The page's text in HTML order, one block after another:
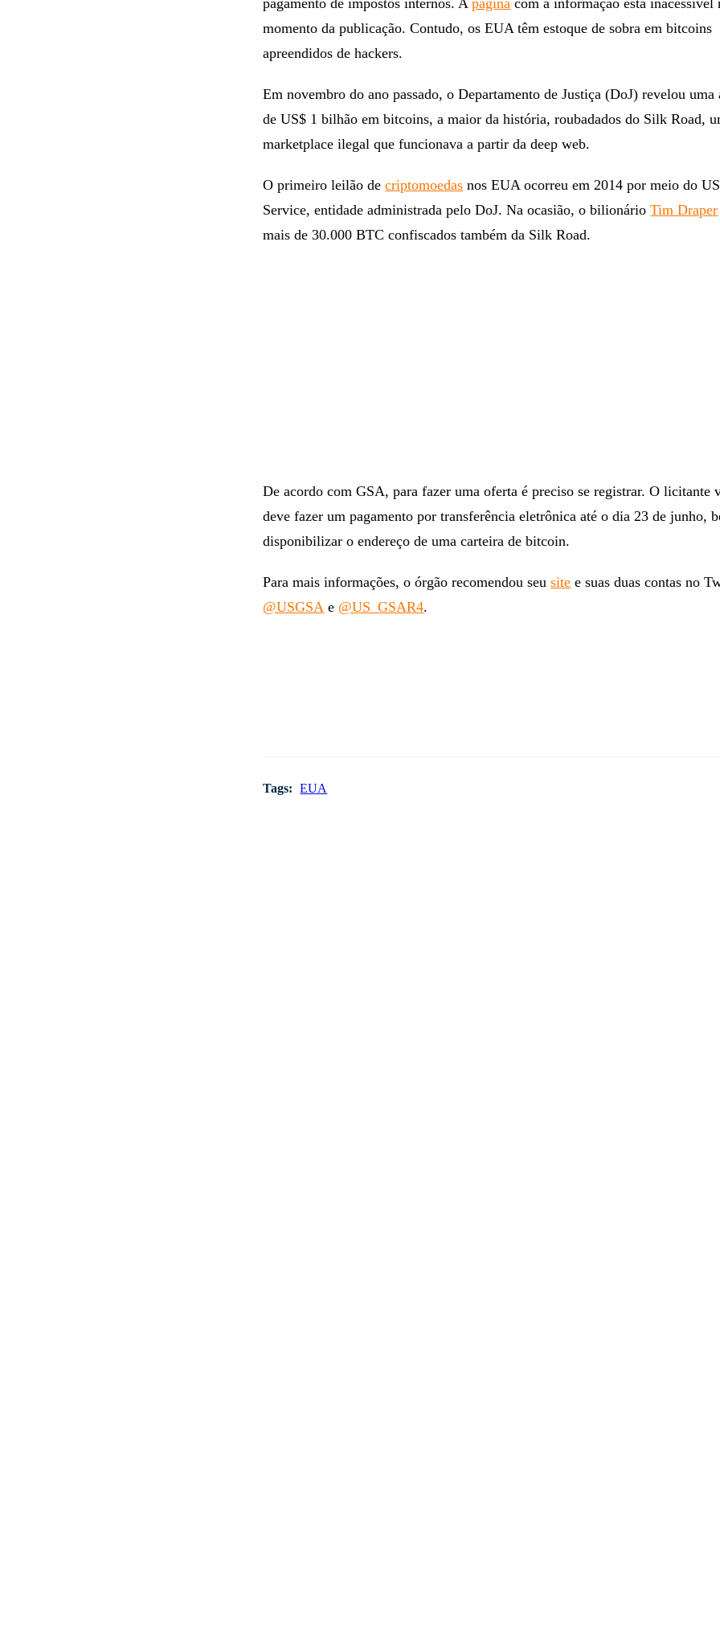
pagamento de impostos internos. Apágina com a informação está inacessível
momento da publicação. Contudo, os EUA têm estoque de sobra em bitcoins
apreendidos de hackers.
Em novembro do ano passado, o Departamento de Justiça (DoJ) revelou uma
de US$ 1 bilhão em bitcoins, a maior da história, roubadados do Silk Road,
marketplace ilegal que funcionava a partir da deep web.
O primeiro leilão decriptomoedas nos EUA ocorreu em 2014 por meio do
Service, entidade administrada pelo DoJ. Na ocasião, o bilionárioTim Draper
mais de 30.000 BTC confiscados também da Silk Road.
De acordo com GSA, para fazer uma oferta é preciso se registrar. O licitante
deve fazer um pagamento por transferência eletrônica até o dia 23 de junho,
disponibilizar o endereço de uma carteira de bitcoin.
Para mais informações, o órgão recomendou seusite e suas duas contas no
@USGSA e @US_GSAR4.
Tags: EUA